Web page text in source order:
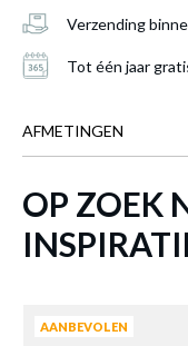
Verzending
Tot één jaar
AFMETINGEN
BREEDTE
HOOGTE
Meer afmetingen
OP ZOEK
AANBEVOLEN
MATRAS
Prijs per stuk, incl. btw en
GA NAAR